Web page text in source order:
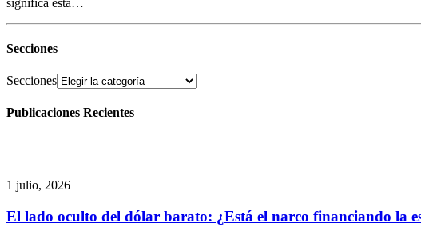
significa esta…
Secciones
Secciones
Publicaciones Recientes
1 julio, 2026
El lado oculto del dólar barato: ¿Está el narco financiando la